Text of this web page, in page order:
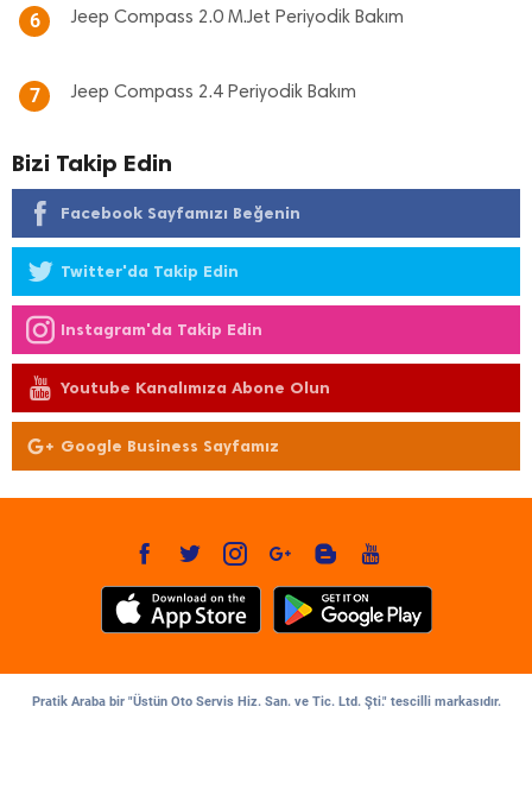
6 Jeep Compass 2.0 M.Jet Periyodik Bakım
7 Jeep Compass 2.4 Periyodik Bakım
Bizi Takip Edin
Facebook Sayfamızı Beğenin
Twitter'da Takip Edin
Instagram'da Takip Edin
Youtube Kanalımıza Abone Olun
Google Business Sayfamız
Pratik Araba bir "Üstün Oto Servis Hiz. San. ve Tic. Ltd. Şti." tescilli markasıdır.